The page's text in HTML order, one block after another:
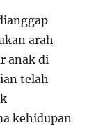
arah
anak di
telah
kehidupan